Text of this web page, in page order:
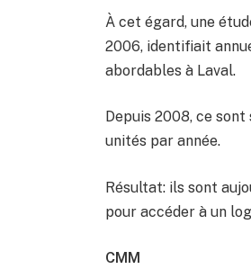
À cet égard, une
2006, identifiait
abordables à Laval.
Depuis 2008, ce
unités par année.
Résultat: ils sont
pour accéder à un
CMM